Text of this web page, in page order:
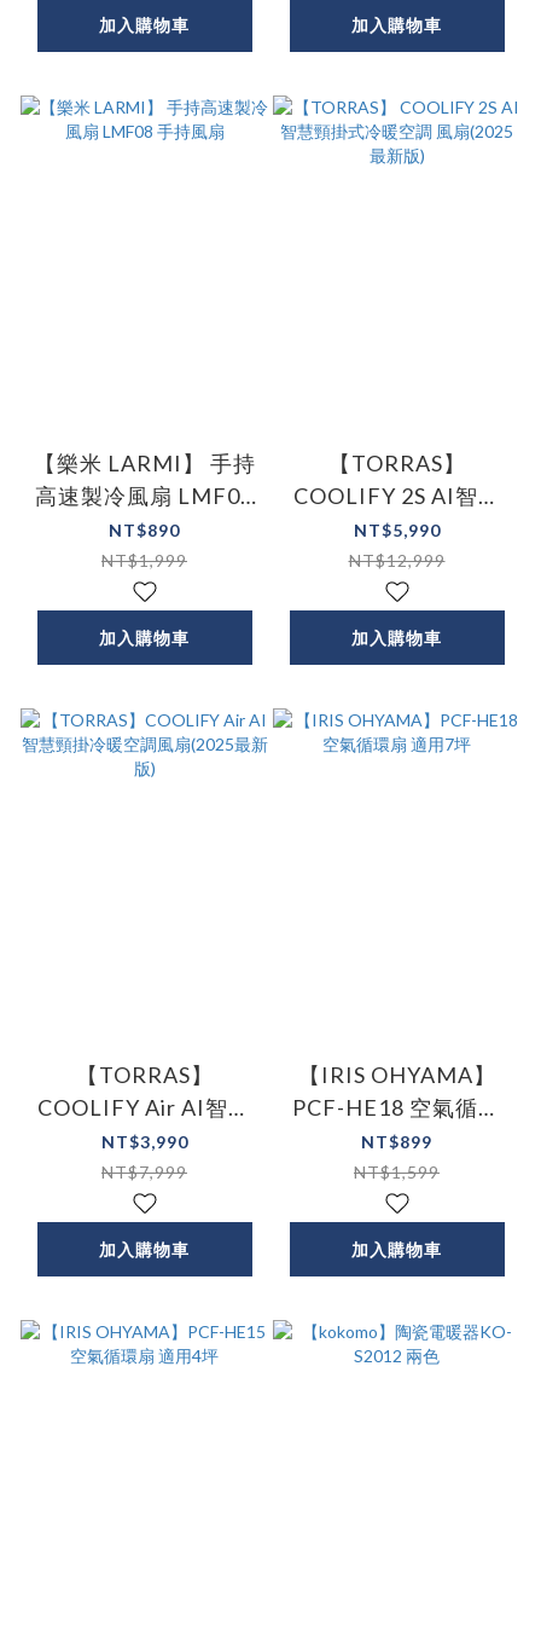
加入購物車 加入購物車
【樂米 LARMI】 手持
高速製冷風扇 LMF08
手持風扇
NT$890
NT$1,999
加入購物車
【TORRAS】
COOLIFY 2S AI智慧
頸掛式冷暖空調 風扇
(2025最新版)
NT$5,990
NT$12,999
加入購物車
【TORRAS】
COOLIFY Air AI智慧
頸掛冷暖空調風扇
(2025最新版)
NT$3,990
NT$7,999
加入購物車
【IRIS OHYAMA】
PCF-HE18 空氣循環
扇 適用7坪
NT$899
NT$1,599
加入購物車